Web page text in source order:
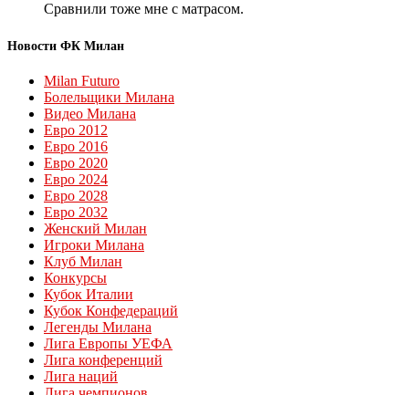
Сравнили тоже мне с матрасом.
Новости ФК Милан
Milan Futuro
Болельщики Милана
Видео Милана
Евро 2012
Евро 2016
Евро 2020
Евро 2024
Евро 2028
Евро 2032
Женский Милан
Игроки Милана
Клуб Милан
Конкурсы
Кубок Италии
Кубок Конфедераций
Легенды Милана
Лига Европы УЕФА
Лига конференций
Лига наций